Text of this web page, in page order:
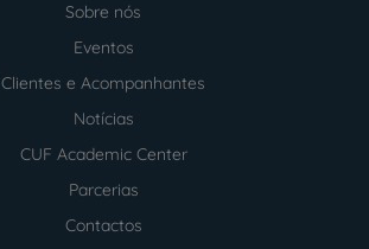
Sobre nós
Eventos
Clientes e Acompanhantes
Notícias
CUF Academic Center
Parcerias
Contactos